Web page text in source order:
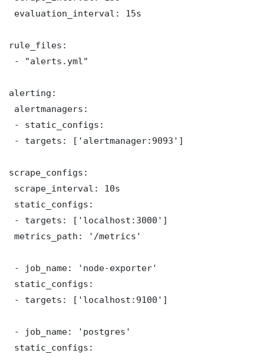
evaluation_interval: 15s
rule_files:
- "alerts.yml"
alerting:
alertmanagers:
- static_configs:
- targets: ['alertmanager:9093']
scrape_configs:
scrape_interval: 10s
static_configs:
- targets: ['localhost:3000']
metrics_path: '/metrics'
- job_name: 'node-exporter'
static_configs:
- targets: ['localhost:9100']
- job_name: 'postgres'
static_configs: